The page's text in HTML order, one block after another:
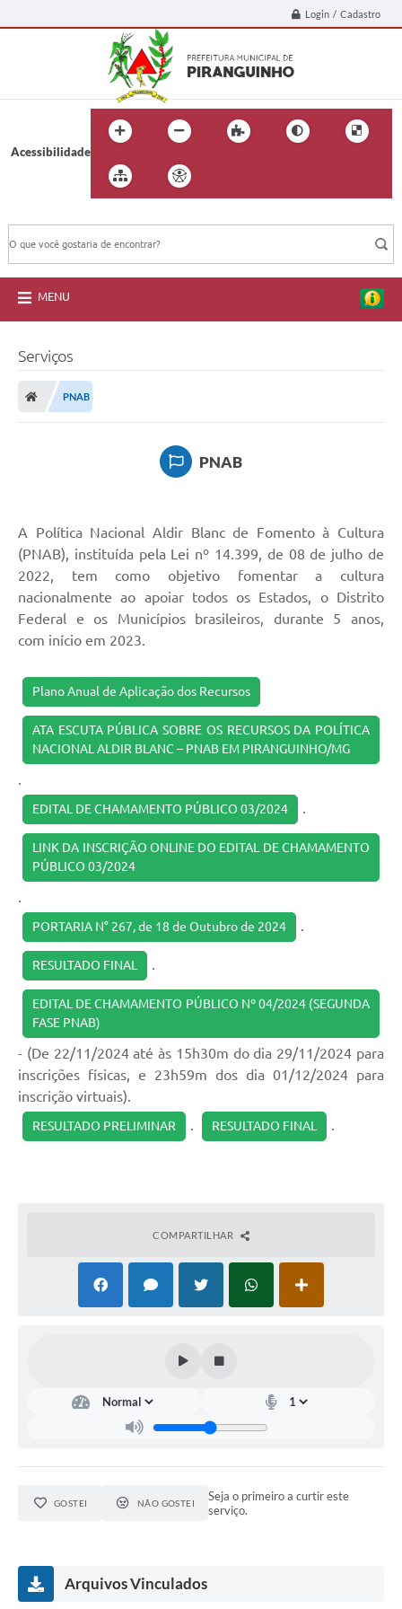
Login / Cadastro
Acessibilidade
MENU
Serviços
PNAB
PNAB
A Política Nacional Aldir Blanc de Fomento à Cultura
(PNAB), instituída pela Lei nº 14.399, de 08 de julho de
2022, tem como objetivo fomentar a cultura
nacionalmente ao apoiar todos os Estados, o Distrito
Federal e os Municípios brasileiros, durante 5 anos,
com início em 2023.
Plano Anual de Aplicação dos Recursos
ATA ESCUTA PÚBLICA SOBRE OS RECURSOS DA POLÍTICA
NACIONAL ALDIR BLANC – PNAB EM PIRANGUINHO/MG
.
EDITAL DE CHAMAMENTO PÚBLICO 03/2024 .
LINK DA INSCRIÇÃO ONLINE DO EDITAL DE CHAMAMENTO
PÚBLICO 03/2024
.
PORTARIA N° 267, de 18 de Outubro de 2024 .
RESULTADO FINAL .
EDITAL DE CHAMAMENTO PÚBLICO Nº 04/2024 (SEGUNDA
FASE PNAB)
- (De 22/11/2024 até às 15h30m do dia 29/11/2024 para
inscrições físicas, e 23h59m dos dia 01/12/2024 para
inscrição virtuais).
RESULTADO PRELIMINAR . RESULTADO FINAL .
COMPARTILHAR
GOSTEI NÃO GOSTEI
Seja o primeiro a curtir este
serviço.
Arquivos Vinculados